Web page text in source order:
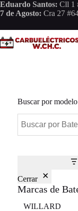
Saltar
al
Eduardo Santos: Cll 1
7 de Agosto: Cra 27
Buscar por
Cerrar
Marcas de
Marca
WILLARD